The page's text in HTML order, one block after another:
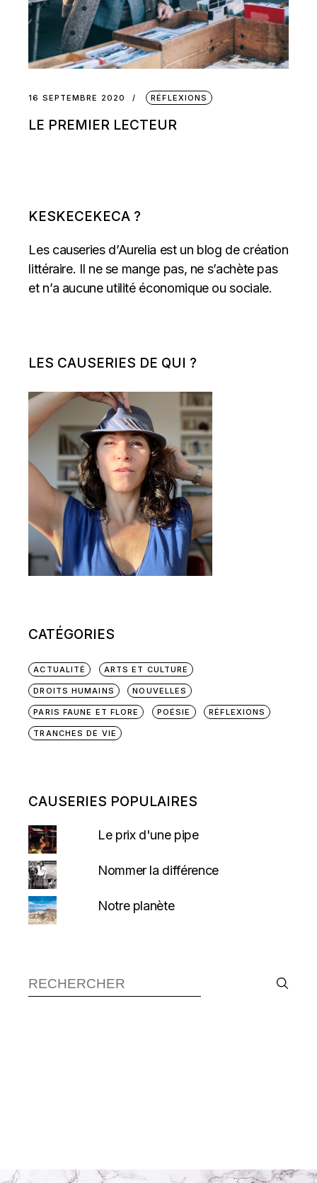
16 SEPTEMBRE 2020 RÉFLEXIONS
LE PREMIER LECTEUR
KESKECEKECA ?
Les causeries d’Aurelia est un blog de création
littéraire. Il ne se mange pas, ne s’achète pas
et n’a aucune utilité économique ou sociale.
LES CAUSERIES DE QUI ?
CATÉGORIES
ACTUALITÉ ARTS ET CULTURE
DROITS HUMAINS NOUVELLES
PARIS FAUNE ET FLORE POÉSIE RÉFLEXIONS
TRANCHES DE VIE
CAUSERIES POPULAIRES
Le prix d'une pipe
Nommer la différence
Notre planète